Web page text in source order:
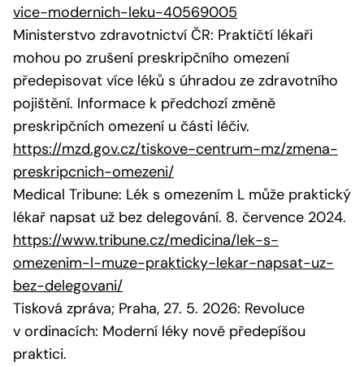
vice-modernich-leku-40569005
Ministerstvo zdravotnictví ČR: Praktičtí lékaři
mohou po zrušení preskripčního omezení
předepisovat více léků s úhradou ze zdravotního
pojištění. Informace k předchozí změně
preskripčních omezení u části léčiv.
https://mzd.gov.cz/tiskove-centrum-mz/zmena-
preskripcnich-omezeni/
Medical Tribune: Lék s omezením L může praktický
lékař napsat už bez delegování. 8. července 2024.
https://www.tribune.cz/medicina/lek-s-
omezenim-l-muze-prakticky-lekar-napsat-uz-
bez-delegovani/
Tisková zpráva; Praha, 27. 5. 2026: Revoluce
v ordinacích: Moderní léky nově předepíšou
praktici.